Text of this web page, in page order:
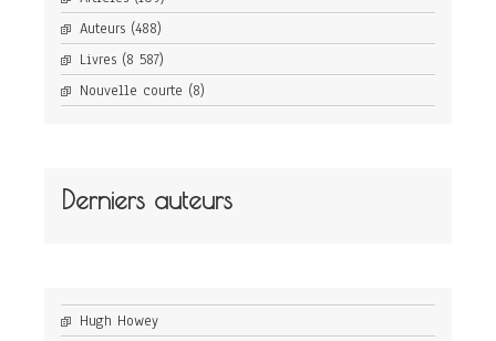
Auteurs (488)
Livres (8 587)
Nouvelle courte (8)
Derniers auteurs
Hugh Howey